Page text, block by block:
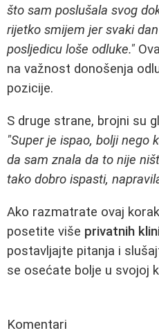
što sam poslušala svog
rijetko smijem jer svaki
posljedicu loše odluke."
na važnost donošenja
pozicije.
S druge strane, brojni su
"Super je ispao, bolji nego
da sam znala da to nije
tako dobro ispasti,
Ako razmatrate ovaj
posetite više privatnih
postavljajte pitanja i
se osećate bolje u svojoj
Komentari